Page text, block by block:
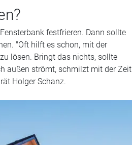
festfrieren. Dann sollte
"Oft hilft es schon, mit der
lösen. Bringt das nichts, sollte
außen strömt, schmilzt mit der Zeit
Holger Schanz.